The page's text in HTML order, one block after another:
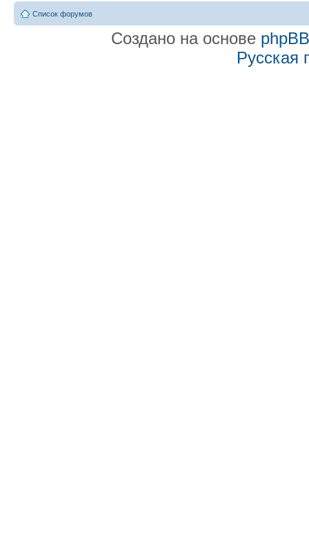
Список форумов
Создано на основе phpBB
Русская